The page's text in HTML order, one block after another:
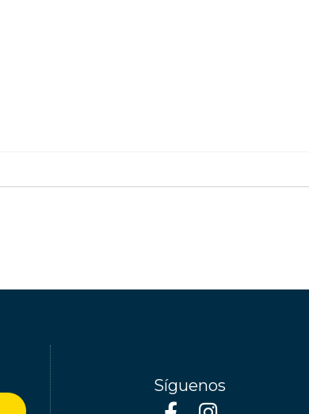
Síguenos